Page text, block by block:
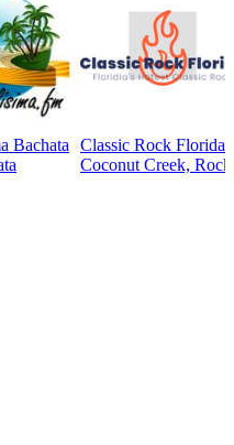
Bachata
Classic Rock Florida
Coconut Creek,